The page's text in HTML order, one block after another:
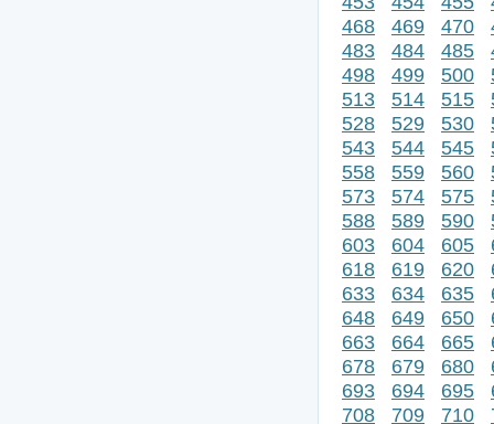
468
469 470
483
484 485
498
499 500
513
514 515
528
529 530
543
544 545
558
559 560
573
574 575
588
589 590
603
604 605
618
619 620
633
634 635
648
649 650
663
664 665
678
679 680
693
694 695
708
709 710